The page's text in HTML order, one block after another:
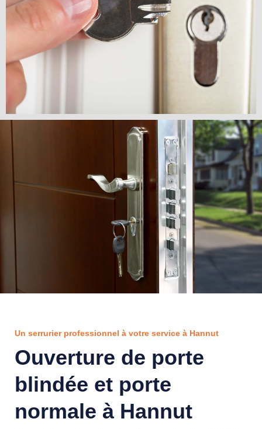
Un serrurier professionnel à votre service à Hannut
Ouverture de porte
blindée et porte
normale à Hannut